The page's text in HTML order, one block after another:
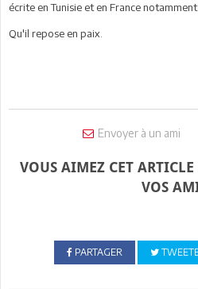
écrite en Tunisie et en France
Qu'il repose en paix.
Envoyer à un ami
VOUS AIMEZ CET ARTICLE
VOS
PARTAGER